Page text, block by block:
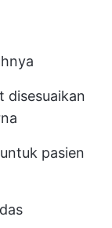
disesuaikan
pasien